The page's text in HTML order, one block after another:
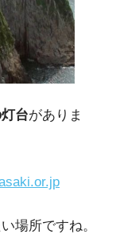
台がありま
場所ですね。